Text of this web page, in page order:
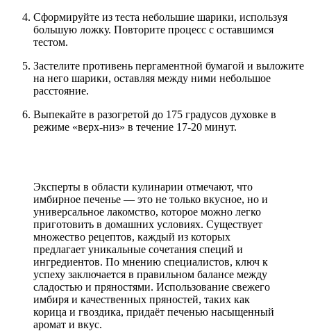
Сформируйте из теста небольшие шарики, используя
большую ложку. Повторите процесс с оставшимся
тестом.
Застелите противень пергаментной бумагой и выложите
на него шарики, оставляя между ними небольшое
расстояние.
Выпекайте в разогретой до 175 градусов духовке в
режиме «верх-низ» в течение 17-20 минут.
Эксперты в области кулинарии отмечают, что
имбирное печенье — это не только вкусное, но и
универсальное лакомство, которое можно легко
приготовить в домашних условиях. Существует
множество рецептов, каждый из которых
предлагает уникальные сочетания специй и
ингредиентов. По мнению специалистов, ключ к
успеху заключается в правильном балансе между
сладостью и пряностями. Использование свежего
имбиря и качественных пряностей, таких как
корица и гвоздика, придаёт печенью насыщенный
аромат и вкус.